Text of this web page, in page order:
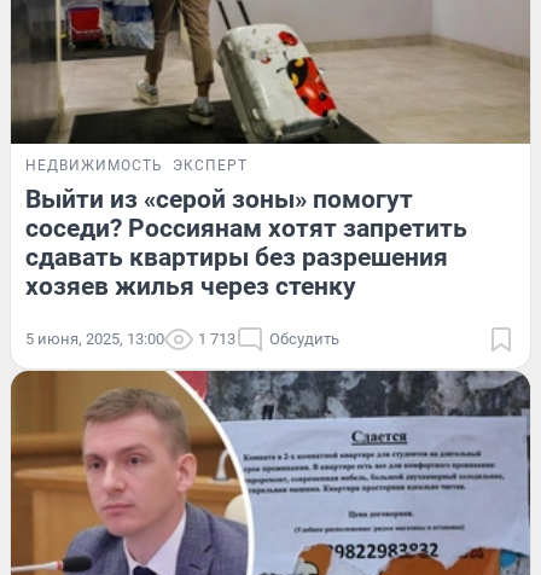
НЕДВИЖИМОСТЬ ЭКСПЕРТ
Выйти из «серой зоны» помогут
соседи? Россиянам хотят запретить
сдавать квартиры без разрешения
хозяев жилья через стенку
5 июня, 2025, 13:00 1 713 Обсудить